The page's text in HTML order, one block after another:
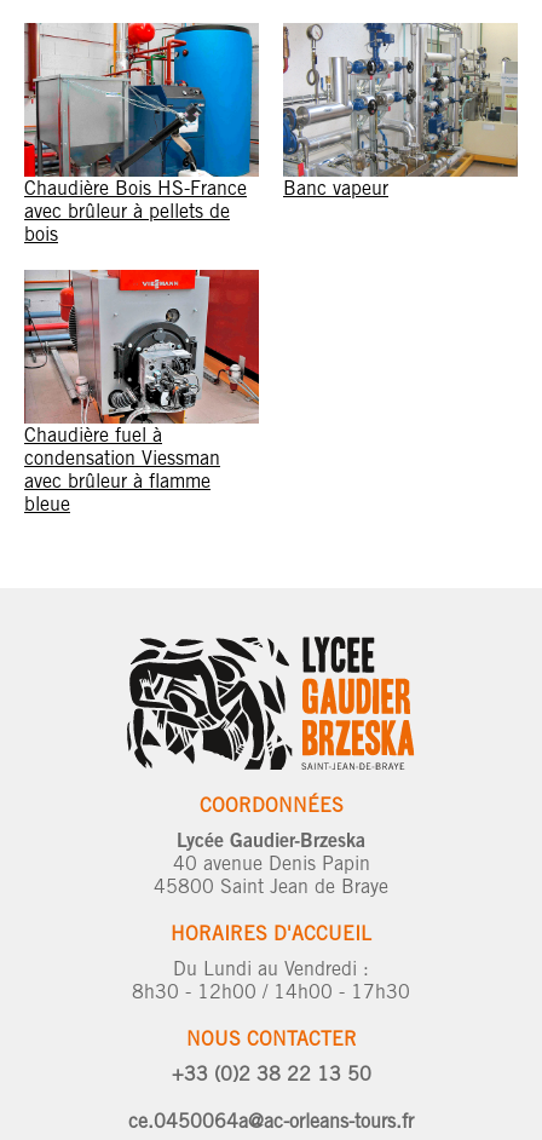
Chaudière Bois HS-France
avec brûleur à pellets de
bois
Banc vapeur
Chaudière fuel à
condensation Viessman
avec brûleur à flamme
bleue
COORDONNÉES
Lycée Gaudier-Brzeska
40 avenue Denis Papin
45800 Saint Jean de Braye
HORAIRES D'ACCUEIL
Du Lundi au Vendredi :
8h30 - 12h00 / 14h00 - 17h30
NOUS CONTACTER
+33 (0)2 38 22 13 50
ce.0450064a@ac-orleans-tours.fr